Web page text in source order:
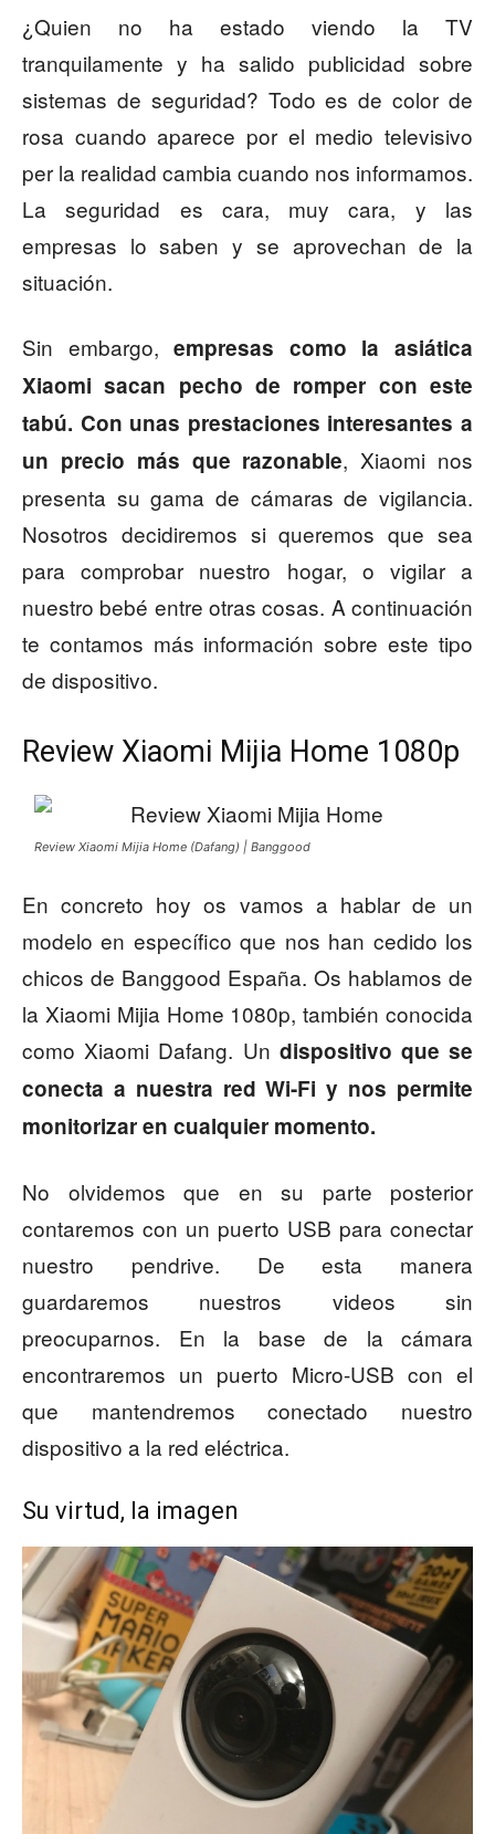
¿Quien no ha estado viendo la TV
tranquilamente y ha salido publicidad sobre
sistemas de seguridad? Todo es de color de
rosa cuando aparece por el medio televisivo
per la realidad cambia cuando nos informamos.
La seguridad es cara, muy cara, y las
empresas lo saben y se aprovechan de la
situación.
Sin embargo,empresas como la asiática
Xiaomi sacan pecho de romper con este
tabú. Con unas prestaciones interesantes a
un precio más que razonable, Xiaomi nos
presenta su gama de cámaras de vigilancia.
Nosotros decidiremos si queremos que sea
para comprobar nuestro hogar, o vigilar a
nuestro bebé entre otras cosas. A continuación
te contamos más información sobre este tipo
de dispositivo.
Review Xiaomi Mijia Home 1080p
Review Xiaomi Mijia Home (Dafang) | Banggood
En concreto hoy os vamos a hablar de un
modelo en específico que nos han cedido los
chicos de Banggood España. Os hablamos de
la Xiaomi Mijia Home 1080p, también conocida
como Xiaomi Dafang. Un dispositivo que se
conecta a nuestra red Wi-Fi y nos permite
monitorizar en cualquier momento.
No olvidemos que en su parte posterior
contaremos con un puerto USB para conectar
nuestro pendrive. De esta manera
guardaremos nuestros videos sin
preocuparnos. En la base de la cámara
encontraremos un puerto Micro-USB con el
que mantendremos conectado nuestro
dispositivo a la red eléctrica.
Su virtud, la imagen